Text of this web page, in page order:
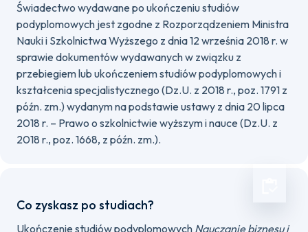
Świadectwo wydawane po ukończeniu studiów
podyplomowych jest zgodne z Rozporządzeniem Ministra
Nauki i Szkolnictwa Wyższego z dnia 12 września 2018 r. w
sprawie dokumentów wydawanych w związku z
przebiegiem lub ukończeniem studiów podyplomowych i
kształcenia specjalistycznego (Dz.U. z 2018 r., poz. 1791 z
późn. zm.) wydanym na podstawie ustawy z dnia 20 lipca
2018 r. – Prawo o szkolnictwie wyższym i nauce (Dz.U. z
2018 r., poz. 1668, z późn. zm.).
Co zyskasz po studiach?
Ukończenie studiów podyplomowych Nauczanie biznesu i